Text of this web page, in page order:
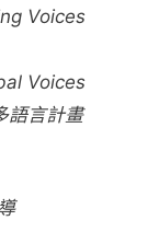
Voices
Voices
語言計畫